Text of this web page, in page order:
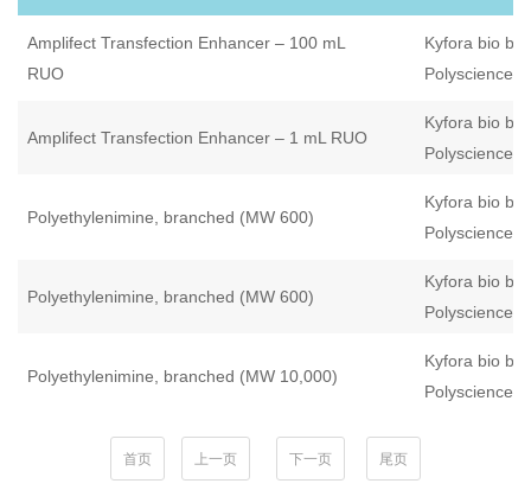
生化分离场景，国内由曼博生物全权负责现货供货与落地技术服务
Amplifect Transfection Enhancer – 100 mL
RUO
Kyfora bio by
Polysciences
Amplifect Transfection Enhancer – 1 mL RUO
Kyfora bio by
Polysciences
Polyethylenimine, branched (MW 600)
Kyfora bio by
Polysciences
Polyethylenimine, branched (MW 600)
Kyfora bio by
Polysciences
Polyethylenimine, branched (MW 10,000)
Kyfora bio by
Polysciences
首页 上一页 下一页 尾页